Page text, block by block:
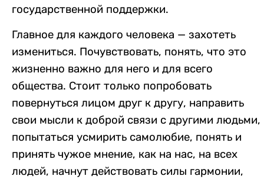
государственной поддержки.
Главное для каждого человека — захотеть
измениться. Почувствовать, понять, что это
жизненно важно для него и для всего
общества. Стоит только попробовать
повернуться лицом друг к другу, направить
свои мысли к доброй связи с другими людьми,
попытаться усмирить самолюбие, понять и
принять чужое мнение, как на нас, на всех
людей, начнут действовать силы гармонии,